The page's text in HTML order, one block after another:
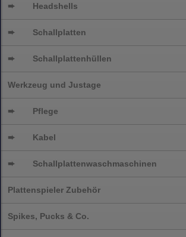
➨ Headshells
➨ Schallplatten
➨ Schallplattenhüllen
Werkzeug und Justage
➨ Pflege
➨ Kabel
➨ Schallplattenwaschmaschinen
Plattenspieler Zubehör
Spikes, Pucks & Co.